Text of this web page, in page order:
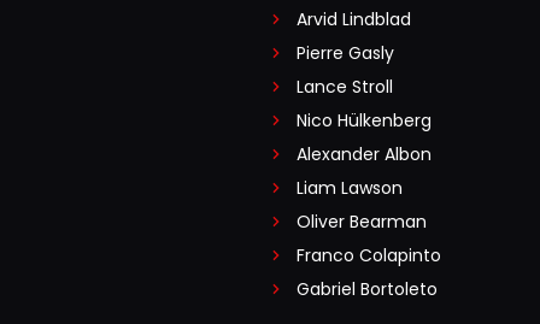
Arvid Lindblad
Pierre Gasly
Lance Stroll
Nico Hülkenberg
Alexander Albon
Liam Lawson
Oliver Bearman
Franco Colapinto
Gabriel Bortoleto